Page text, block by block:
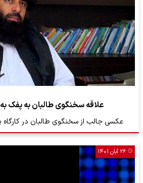
علاقه سخنگوی طالبان به پفک
عکسی جالب از سخنگوی طالبان در
۲۶ آبان ۱۴۰۱